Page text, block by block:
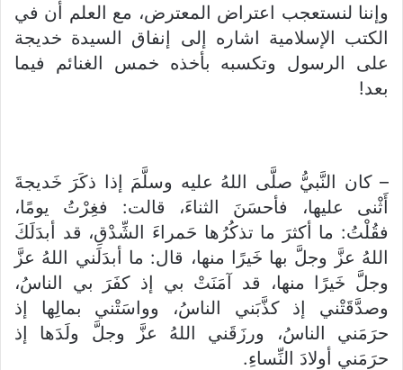
وإننا لنستعجب اعتراض المعترض، مع العلم أن في
الكتب الإسلامية اشاره إلى إنفاق السيدة خديجة
على الرسول وتكسبه بأخذه خمس الغنائم فيما
بعد!
– كان النَّبيُّ صلَّى اللهُ عليه وسلَّمَ إذا ذكَرَ خَديجةَ
أَثْنى عليها، فأحسَنَ الثناءَ، قالت: فغِرْتُ يومًا،
فقُلْتُ: ما أكثرَ ما تذكُرُها حَمراءَ الشِّدْقِ، قد أبدَلَكَ
اللهُ عزَّ وجلَّ بها خَيرًا منها، قال: ما أبدَلَني اللهُ عزَّ
وجلَّ خَيرًا منها، قد آمَنَتْ بي إذ كفَرَ بي الناسُ،
وصدَّقَتْني إذ كذَّبَني الناسُ، وواسَتْني بمالِها إذ
حرَمَني الناسُ، ورزَقَني اللهُ عزَّ وجلَّ ولَدَها إذ
حرَمَني أولادَ النِّساءِ.